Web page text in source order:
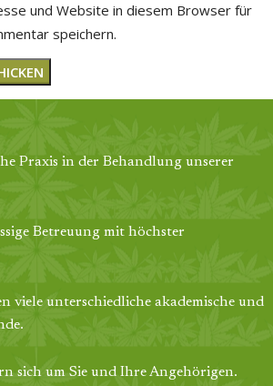
und Website in diesem Browser für
speichern.
Praxis in der Behandlung unserer
Betreuung mit höchster
viele unterschiedliche akademische und
sich um Sie und Ihre Angehörigen.